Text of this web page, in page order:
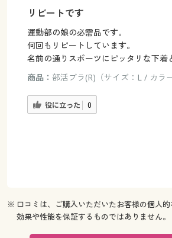
リピートです
運動部の娘の必需品です。
何回もリピートしています。
名前の通りスポーツにピッタリな下着
商品： 部活ブラ(R)（サイズ：L / カラ
役に立った 0
※ 口コミは、ご購入いただいたお客様の個人
効果や性能を保証するものではありません。